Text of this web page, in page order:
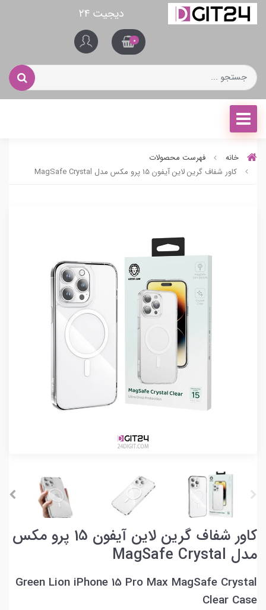
دیجیت ۲۴
0
خانه
فهرست محصولات
کاور شفاف گرین لاین آیفون 15 پرو مکس مدل MagSafe Crystal
کاور شفاف گرین لاین آیفون 15 پرو مکس
مدل MagSafe Crystal
Green Lion iPhone 15 Pro Max MagSafe Crystal
Clear Case